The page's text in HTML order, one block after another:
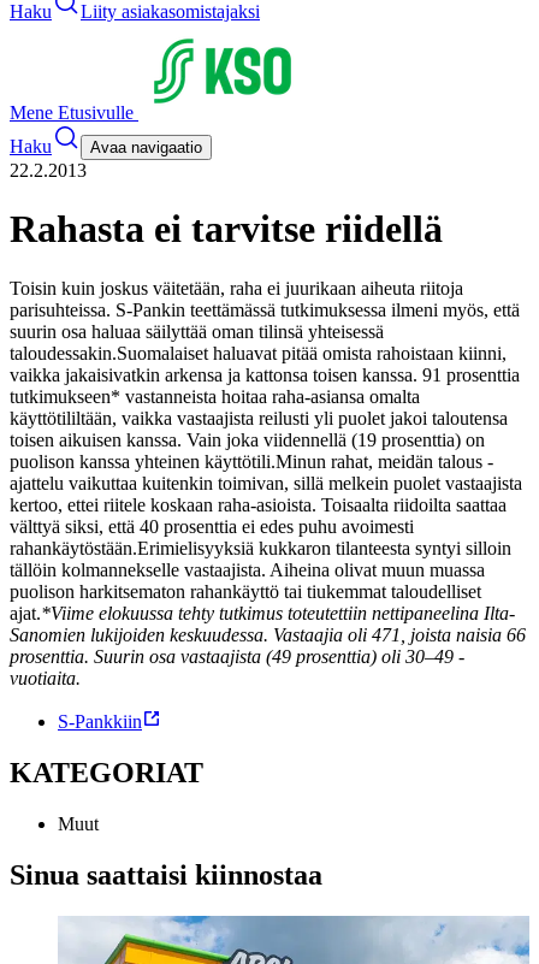
Haku Liity asiakasomistajaksi
Mene Etusivulle
Haku
Avaa navigaatio
22.2.2013
Rahasta ei tarvitse riidellä
Toisin kuin joskus väitetään, raha ei juurikaan aiheuta riitoja
parisuhteissa. S-Pankin teettämässä tutkimuksessa ilmeni myös, että
suurin osa haluaa säilyttää oman tilinsä yhteisessä
taloudessakin.Suomalaiset haluavat pitää omista rahoistaan kiinni,
vaikka jakaisivatkin arkensa ja kattonsa toisen kanssa. 91 prosenttia
tutkimukseen* vastanneista hoitaa raha-asiansa omalta
käyttötililtään, vaikka vastaajista reilusti yli puolet jakoi taloutensa
toisen aikuisen kanssa. Vain joka viidennellä (19 prosenttia) on
puolison kanssa yhteinen käyttötili.Minun rahat, meidän talous -
ajattelu vaikuttaa kuitenkin toimivan, sillä melkein puolet vastaajista
kertoo, ettei riitele koskaan raha-asioista. Toisaalta riidoilta saattaa
välttyä siksi, että 40 prosenttia ei edes puhu avoimesti
rahankäytöstään.Erimielisyyksiä kukkaron tilanteesta syntyi silloin
tällöin kolmannekselle vastaajista. Aiheina olivat muun muassa
puolison harkitsematon rahankäyttö tai tiukemmat taloudelliset
ajat.*Viime elokuussa tehty tutkimus toteutettiin nettipaneelina Ilta-
Sanomien lukijoiden keskuudessa. Vastaajia oli 471, joista naisia 66
prosenttia. Suurin osa vastaajista (49 prosenttia) oli 30–49 -
vuotiaita.
S-Pankkiin
KATEGORIAT
Muut
Sinua saattaisi kiinnostaa